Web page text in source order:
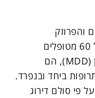
והפרוזק
נערך על 60 מטופלים
המאובחנים עם הפרעות דיכאון (MDD), הם
ביחד ובנפרד.
פי סולם דירוג